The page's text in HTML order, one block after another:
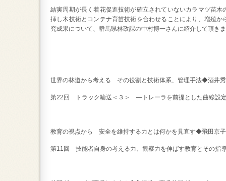
結実周期が長く着花促進技術が確立されていないカラマツ苗
挿し木技術とコンテナ育苗技術を合わせることにより、増殖
究成果について、群馬県林政課の中村博一さんに紹介して頂き
世界の林道から考える その役割と技術体系、管理手法◆酒井
第22回 トラック輸送＜３＞ ―トレーラを前提とした曲線設
教育の視点から 安全を維持する力とは何かを見直す◆飛田京
第11回 技能者自身の考える力、観察力を伸ばす教育とその指